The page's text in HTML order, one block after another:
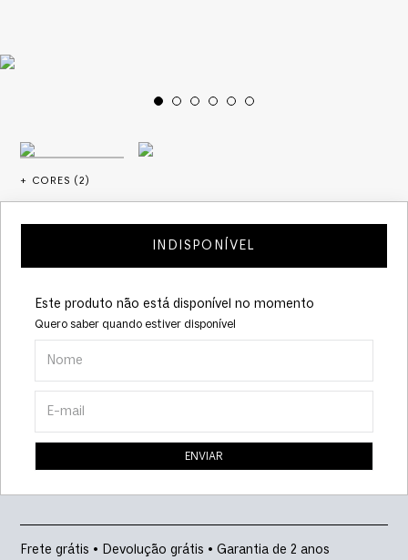
+ CORES (2)
Este produto não está disponível no momento
Quero saber quando estiver disponível
ENVIAR
INDISPONÍVEL
Frete grátis • Devolução grátis • Garantia de 2 anos